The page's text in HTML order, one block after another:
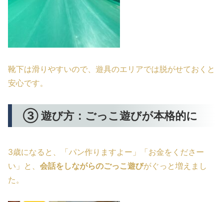
靴下は滑りやすいので、遊具のエリアでは脱がせておくと
安心です。
③ 遊び方：ごっこ遊びが本格的に
3歳になると、「パン作りますよー」「お金をくださー
い」と、 会話をしながらのごっこ遊びがぐっと増えまし
た。